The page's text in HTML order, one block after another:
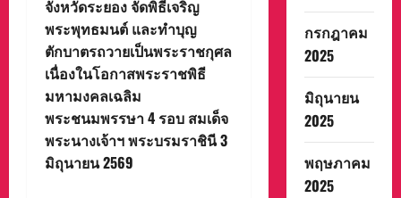
t
n
a
v
i
จังหวัดระยอง จัดพิธีเจริญ
พระพุทธมนต์ และทำบุญ
ตักบาตรถวายเป็นพระราชกุศล
เนื่องในโอกาสพระราชพิธี
มหามงคลเฉลิม
พระชนมพรรษา 4 รอบ สมเด็จ
พระนางเจ้าฯ พระบรมราชินี 3
มิถุนายน 2569
กรกฎาคม
2025
มิถุนายน
2025
พฤษภาคม
2025